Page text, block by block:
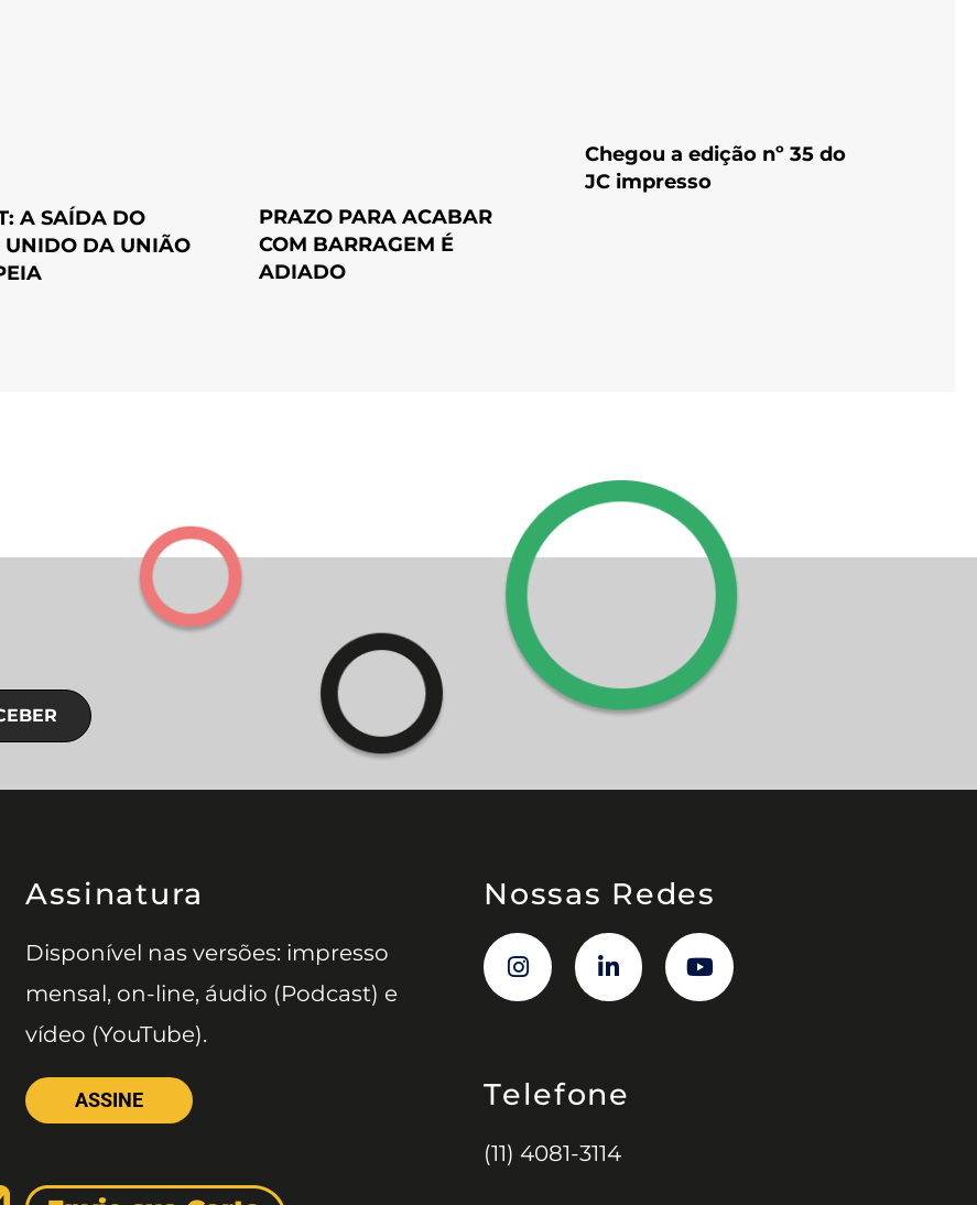
A SAÍDA DO
UNIDO DA UNIÃO
PRAZO PARA ACABAR
COM BARRAGEM É
ADIADO
Chegou a edição nº 35 do
JC impresso
Assinatura
Disponível nas versões: impresso
mensal, on-line, áudio (Podcast) e
vídeo (YouTube).
ASSINE
Nossas Redes
Telefone
(11) 4081-3114